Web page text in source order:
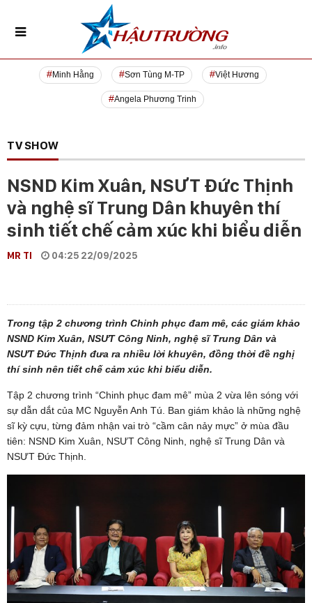
Minh Hằng Sơn Tùng M-TP Việt Hương
Angela Phương Trinh
TV SHOW
NSND Kim Xuân, NSƯT Đức Thịnh
và nghệ sĩ Trung Dân khuyên thí
sinh tiết chế cảm xúc khi biểu diễn
MR TI 04:25 22/09/2025
Trong tập 2 chương trình Chinh phục đam mê, các giám khảo
NSND Kim Xuân, NSƯT Công Ninh, nghệ sĩ Trung Dân và
NSƯT Đức Thịnh đưa ra nhiều lời khuyên, đồng thời đề nghị
thí sinh nên tiết chế cảm xúc khi biểu diễn.
Tập 2 chương trình “Chinh phục đam mê” mùa 2 vừa lên sóng với
sự dẫn dắt của MC Nguyễn Anh Tú. Ban giám khảo là những nghệ
sĩ kỳ cựu, từng đảm nhận vai trò “cầm cân nảy mực” ở mùa đầu
tiên: NSND Kim Xuân, NSƯT Công Ninh, nghệ sĩ Trung Dân và
NSƯT Đức Thịnh.